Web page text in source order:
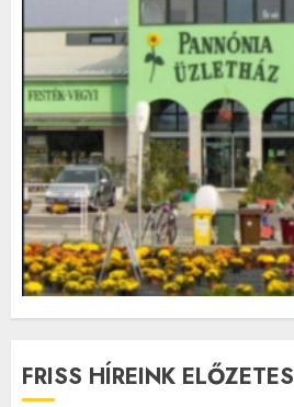
FRISS HÍREINK ELŐZETES